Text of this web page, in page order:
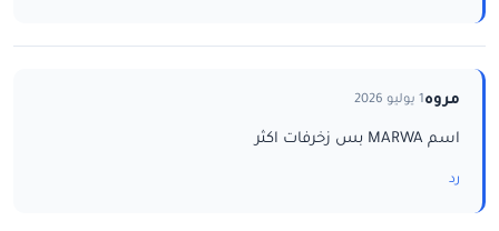
مروه1 يوليو 2026
اسم MARWA بس زخرفات اكثر
رد